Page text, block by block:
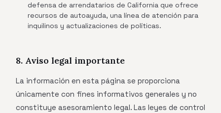
defensa de arrendatarios de California que ofrece
recursos de autoayuda, una línea de atención para
inquilinos y actualizaciones de políticas.
8. Aviso legal importante
La información en esta página se proporciona
únicamente con fines informativos generales y no
constituye asesoramiento legal. Las leyes de control